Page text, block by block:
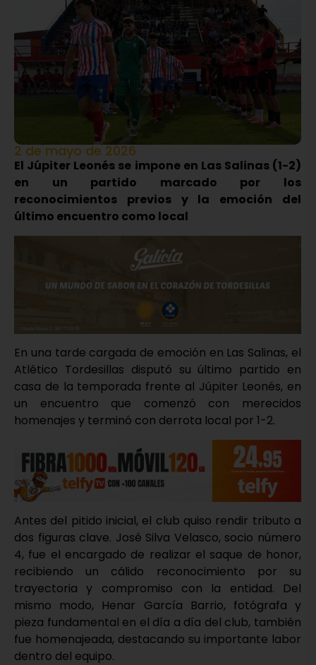
2 de mayo de 2026
El Júpiter Leonés se impone en Las Salinas (1-2)
en un partido marcado por los
reconocimientos previos y la emoción del
último encuentro como local
En una tarde cargada de emoción en Las Salinas, el
Atlético Tordesillas disputó su último partido en
casa de la temporada frente al Júpiter Leonés, en
un encuentro que comenzó con merecidos
homenajes y terminó con derrota local por 1-2.
Antes del pitido inicial, el club quiso rendir tributo a
dos figuras clave. José Silva Velasco, socio número
4, fue el encargado de realizar el saque de honor,
recibiendo un cálido reconocimiento por su
trayectoria y compromiso con la entidad. Del
mismo modo, Henar García Barrio, fotógrafa y
pieza fundamental en el día a día del club, también
fue homenajeada, destacando su importante labor
dentro del equipo.